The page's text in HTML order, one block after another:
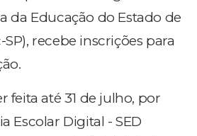
da Educação do Estado de
recebe inscrições para
feita até 31 de julho, por
Escolar Digital - SED